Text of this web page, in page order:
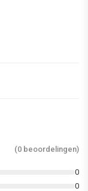
(0 beoordelingen)
0
0